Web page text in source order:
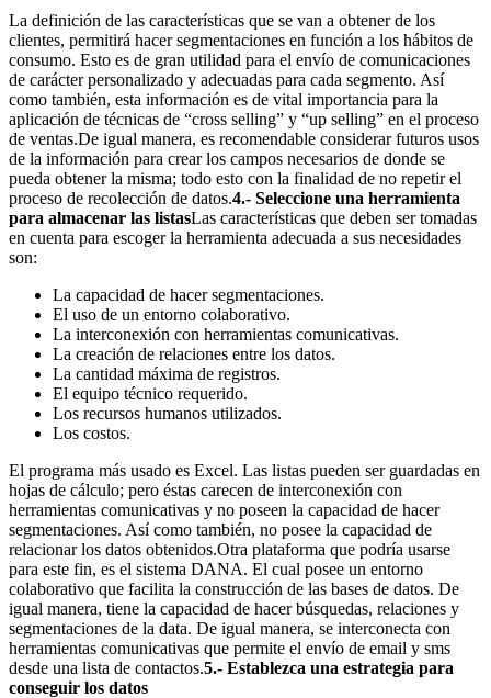
La definición de las características que se van a obtener de los
clientes, permitirá hacer segmentaciones en función a los hábitos de
consumo. Esto es de gran utilidad para el envío de comunicaciones
de carácter personalizado y adecuadas para cada segmento. Así
como también, esta información es de vital importancia para la
aplicación de técnicas de “cross selling” y “up selling” en el proceso
de ventas.De igual manera, es recomendable considerar futuros usos
de la información para crear los campos necesarios de donde se
pueda obtener la misma; todo esto con la finalidad de no repetir el
proceso de recolección de datos.4.- Seleccione una herramienta
para almacenar las listasLas características que deben ser tomadas
en cuenta para escoger la herramienta adecuada a sus necesidades
son:
La capacidad de hacer segmentaciones.
El uso de un entorno colaborativo.
La interconexión con herramientas comunicativas.
La creación de relaciones entre los datos.
La cantidad máxima de registros.
El equipo técnico requerido.
Los recursos humanos utilizados.
Los costos.
El programa más usado es Excel. Las listas pueden ser guardadas en
hojas de cálculo; pero éstas carecen de interconexión con
herramientas comunicativas y no poseen la capacidad de hacer
segmentaciones. Así como también, no posee la capacidad de
relacionar los datos obtenidos.Otra plataforma que podría usarse
para este fin, es el sistema DANA. El cual posee un entorno
colaborativo que facilita la construcción de las bases de datos. De
igual manera, tiene la capacidad de hacer búsquedas, relaciones y
segmentaciones de la data. De igual manera, se interconecta con
herramientas comunicativas que permite el envío de email y sms
desde una lista de contactos.5.- Establezca una estrategia para
conseguir los datos